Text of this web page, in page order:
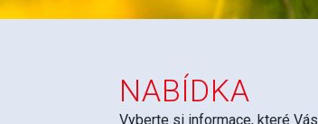
NABÍDKA
Vyberte si informace, které Vás